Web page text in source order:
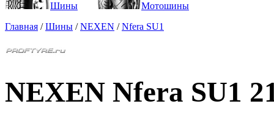
Шины Мотошины
Главная /Шины /NEXEN /Nfera SU1
NEXEN Nfera SU1